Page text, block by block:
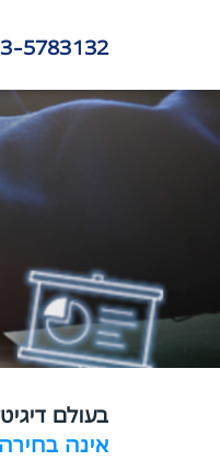
5783132
בעולם
אינה